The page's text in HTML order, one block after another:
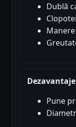
Dublă
Dezavantaje
Pune